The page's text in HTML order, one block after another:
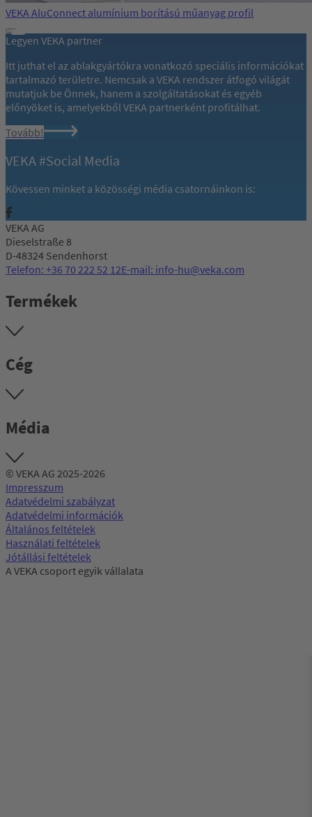
VEKA AluConnect alumínium borítású műanyag profil
Legyen VEKA partner
Itt juthat el az ablakgyártókra vonatkozó speciális információkat
tartalmazó területre. Nemcsak a VEKA rendszer átfogó világát
mutatjuk be Önnek, hanem a szolgáltatásokat és egyéb
előnyöket is, amelyekből VEKA partnerként profitálhat.
Tovább!
VEKA #Social Media
Kövessen minket a közösségi média csatornáinkon is:
VEKA AG
Dieselstraße 8
D-48324 Sendenhorst
Telefon: +36 70 222 52 12E-mail: info-hu@veka.com
Termékek
Cég
Média
© VEKA AG 2025-2026
Impresszum
Adatvédelmi szabályzat
Adatvédelmi információk
Általános feltételek
Használati feltételek
Jótállási feltételek
A VEKA csoport egyik vállalata